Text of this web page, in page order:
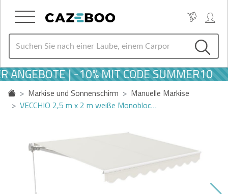
| -10% MIT CODE SUMMER10
Markise und Sonnenschirm
Manuelle Markise
VECCHIO 2,5 m x 2 m weiße Monobloc…